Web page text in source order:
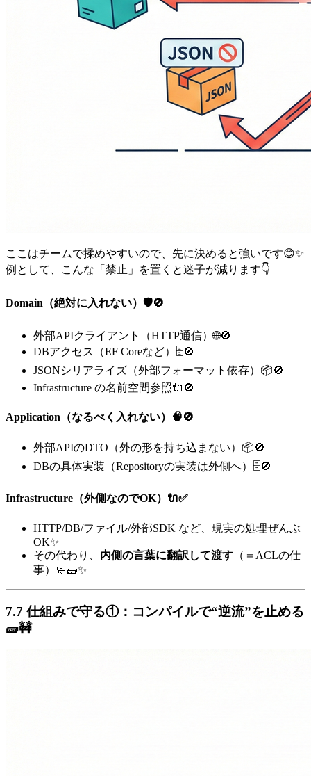
ここはチームで揉めやすいので、先に決めると強いです😊✨
例として、こんな「禁止」を置くと迷子が減ります👇
Domain（絶対に入れない）🛡️🚫
外部APIクライアント（HTTP通信）🌐🚫
DBアクセス（EF Coreなど）🗄️🚫
JSONシリアライズ（外部フォーマット依存）📦🚫
Infrastructure の名前空間参照🔌🚫
Application（なるべく入れない）🧠🚫
外部APIのDTO（外の形を持ち込まない）📦🚫
DBの具体実装（Repositoryの実装は外側へ）🗄️🚫
Infrastructure（外側なのでOK）🔌✅
HTTP/DB/ファイル/外部SDK など、現実の処理ぜんぶ
OK✨
その代わり、 内側の言葉に翻訳して渡す （＝ACLの仕
事）🧼🧱✨
7.7 仕組みで守る①：コンパイルで“逆流”を止める
🧱🚧